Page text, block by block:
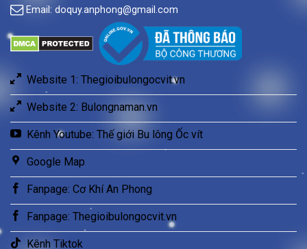
Email: doquy.anphong@gmail.com
Website 1: Thegioibulongocvit.vn
Website 2: Bulongnaman.vn
Kênh Youtube: Thế giới Bu lông Ốc vít
Google Map
Fanpage: Cơ Khí An Phong
Fanpage: Thegioibulongocvit.vn
Kênh Tiktok